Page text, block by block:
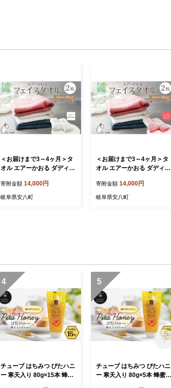
＜お届けまで3～4ヶ月＞タ
オル エアーかおる ダディボ
ホワイト 2枚 セット 34×85
cm 日本製 綿100％ 柔らか
寄附金額 14,000円
岐阜県安八町
＜お届けまで3～4ヶ月＞タ
オル エアーかおる ダディボ
ルピンク 2枚 セット 34×85
cm 日本製 綿100％ 柔らか
寄附金額 14,000円
岐阜県安八町
4
チューブ はちみつ ぴたハニ
ー 寒天入り 80g×15本 蜂蜜
5
チューブ はちみつ ぴたハニ
ー 寒天入り 80g×5本 蜂蜜